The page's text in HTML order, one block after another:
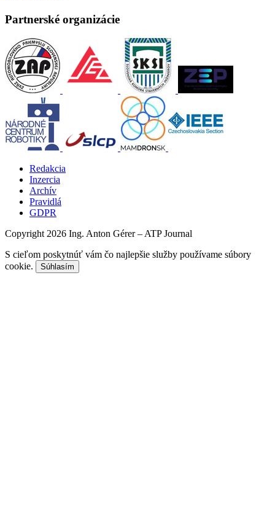
Partnerské organizácie
Redakcia
Inzercia
Archív
Pravidlá
GDPR
Copyright 2026 Ing. Anton Gérer – ATP Journal
S cieľom poskytnúť vám čo najlepšie služby používame súbory
cookie.
Súhlasím